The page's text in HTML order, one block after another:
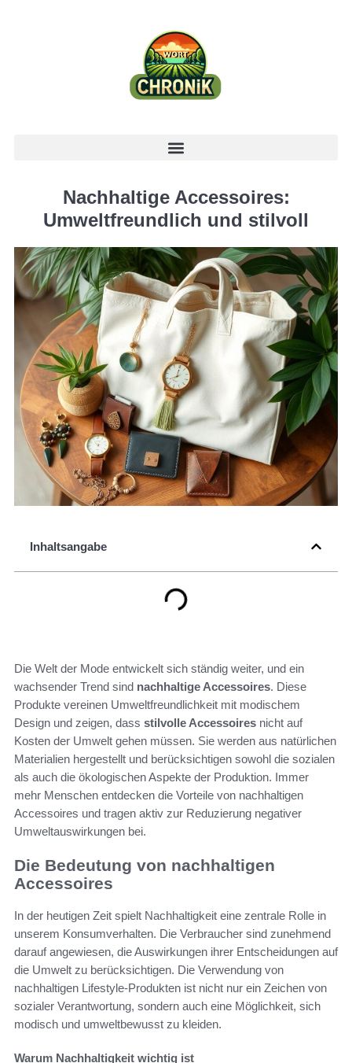
Nachhaltige Accessoires:
Umweltfreundlich und stilvoll
Inhaltsangabe
Die Welt der Mode entwickelt sich ständig weiter, und ein
wachsender Trend sind nachhaltige Accessoires. Diese
Produkte vereinen Umweltfreundlichkeit mit modischem
Design und zeigen, dass stilvolle Accessoires nicht auf
Kosten der Umwelt gehen müssen. Sie werden aus natürlichen
Materialien hergestellt und berücksichtigen sowohl die sozialen
als auch die ökologischen Aspekte der Produktion. Immer
mehr Menschen entdecken die Vorteile von nachhaltigen
Accessoires und tragen aktiv zur Reduzierung negativer
Umweltauswirkungen bei.
Die Bedeutung von nachhaltigen
Accessoires
In der heutigen Zeit spielt Nachhaltigkeit eine zentrale Rolle in
unserem Konsumverhalten. Die Verbraucher sind zunehmend
darauf angewiesen, die Auswirkungen ihrer Entscheidungen auf
die Umwelt zu berücksichtigen. Die Verwendung von
nachhaltigen Lifestyle-Produkten ist nicht nur ein Zeichen von
sozialer Verantwortung, sondern auch eine Möglichkeit, sich
modisch und umweltbewusst zu kleiden.
Warum Nachhaltigkeit wichtig ist